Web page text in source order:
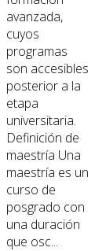
avanzada,
cuyos
programas
son accesibles
posterior a la
etapa
universitaria.
Definición de
maestría Una
maestría es un
curso de
posgrado con
una duración
que osc...